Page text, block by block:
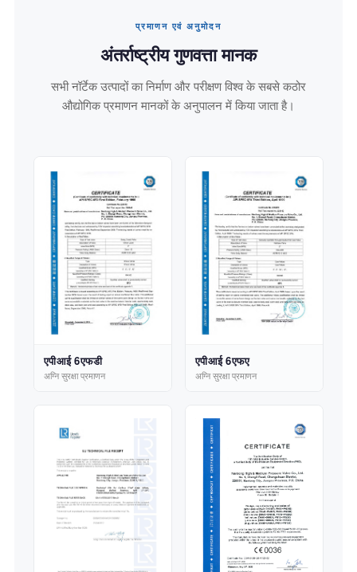
प्रमाणन एवं अनुमोदन
अंतर्राष्ट्रीय गुणवत्ता मानक
सभी नॉर्टेक उत्पादों का निर्माण और परीक्षण विश्व के सबसे कठोर
औद्योगिक प्रमाणन मानकों के अनुपालन में किया जाता है।
एपीआई 6एफडी
अग्नि सुरक्षा प्रमाणन
एपीआई 6एफए
अग्नि सुरक्षा प्रमाणन